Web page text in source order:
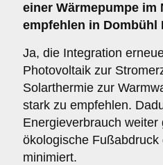
einer Wärmepumpe im
empfehlen in Dombühl
Ja, die Integration
Photovoltaik zur
Solarthermie zur
stark zu empfehlen.
Energieverbrauch weiter
ökologische Fußabdruck
minimiert.